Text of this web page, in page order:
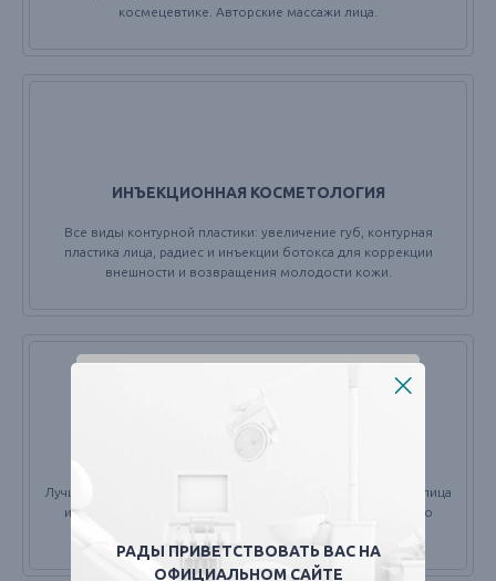
космецевтике. Авторские массажи лица.
ИНЪЕКЦИОННАЯ КОСМЕТОЛОГИЯ
Все виды контурной пластики: увеличение губ, контурная
пластика лица, радиес и инъекции ботокса для коррекции
внешности и возвращения молодости кожи.
АППАРАТНАЯ КОСМЕТОЛОГИЯ
Лучшие аппаратные методики: RF-лифтинг, фотототерапия лица
и безоперационный SMAS лифтинг кожи лица для вашего
омоложения Вашей кожи.
РАДЫ ПРИВЕТСТВОВАТЬ ВАС НА
ОФИЦИАЛЬНОМ САЙТЕ